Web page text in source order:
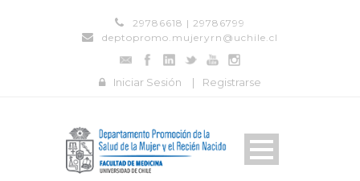
29786618 | 29786799
deptopromo.mujeryrn@uchile.cl
Iniciar Sesión | Registrarse